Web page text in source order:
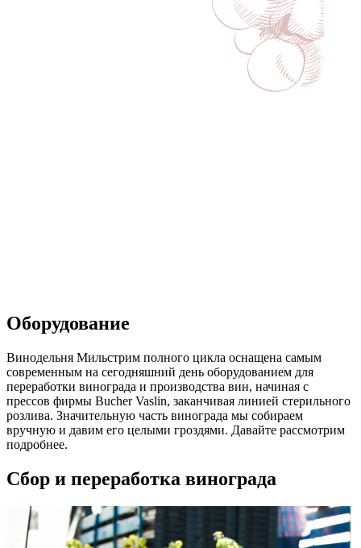
Оборудование
Винодельня Мильстрим полного цикла оснащена самым
современным на сегодняшний день оборудованием для
переработки винограда и производства вин, начиная с
прессов фирмы Bucher Vaslin, заканчивая линией стерильного
розлива. Значительную часть винограда мы собираем
вручную и давим его целыми гроздями. Давайте рассмотрим
подробнее.
Сбор и переработка винограда